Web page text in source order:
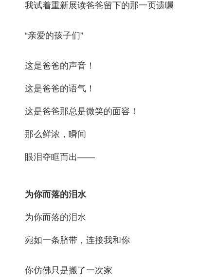
我试着重新展读爸爸留下的那一页遗嘱
“亲爱的孩子们”
这是爸爸的声音！
这是爸爸的语气！
这是爸爸那总是微笑的面容！
那么鲜浓，瞬间
眼泪夺眶而出——
为你而落的泪水
为你而落的泪水
宛如一条脐带，连接我和你
你仿佛只是搬了一次家